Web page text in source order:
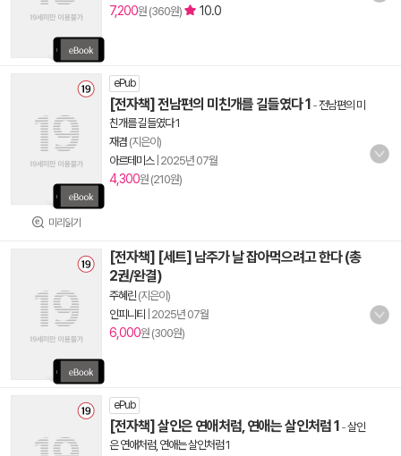
7,200원 (360원) 10.0
미리읽기
ePub
[전자책] 전남편의 미친개를 길들였다 1 -전남편의 미
친개를 길들였다 1
재겸 (지은이)
아르테미스| 2025년 07월
4,300원 (210원)
[전자책] [세트] 남주가 날 잡아먹으려고 한다 (총
2권/완결)
주혜린 (지은이)
인피니티
2025년 07월
6,000원 (300원)
ePub
[전자책] 살인은 연애처럼, 연애는 살인처럼 1 -살인
은 연애처럼, 연애는 살인처럼 1